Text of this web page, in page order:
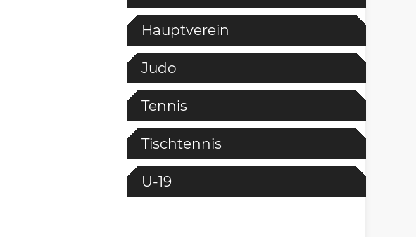
Hauptverein
Judo
Tennis
Tischtennis
U-19